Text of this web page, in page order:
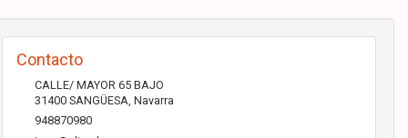
Contacto
CALLE/ MAYOR 65 BAJO
31400 SANGÜESA, Navarra
948870980